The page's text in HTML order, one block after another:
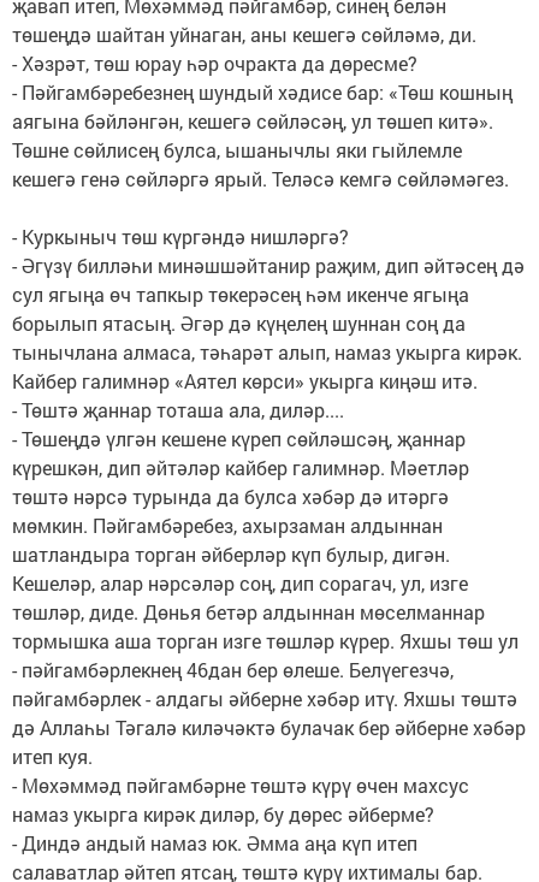
җавап итеп, Мөхәммәд пәйгамбәр, синең белән
төшеңдә шайтан уйнаган, аны кешегә сөйләмә, ди.
- Хәзрәт, төш юрау һәр очракта да дөресме?
- Пәйгамбәребезнең шундый хәдисе бар: «Төш кошның
аягына бәйләнгән, кешегә сөйләсәң, ул төшеп китә».
Төшне сөйлисең булса, ышанычлы яки гыйлемле
кешегә генә сөйләргә ярый. Теләсә кемгә сөйләмәгез.
- Куркыныч төш күргәндә ниш­ләргә?
- Әгүзү билләһи минәшшәйтанир раҗим, дип әйтәсең дә
сул ягыңа өч тапкыр төкерәсең һәм икенче ягыңа
борылып ятасың. Әгәр дә күңелең шуннан соң да
тынычлана алмаса, тәһарәт алып, намаз укырга кирәк.
Кайбер галимнәр «Аятел көрси» укырга киңәш итә.
- Төштә җаннар тоташа ала, диләр....
- Төшеңдә үлгән кешене күреп сөйләшсәң, җаннар
күрешкән, дип әйтәләр кайбер галимнәр. Мәетләр
төштә нәрсә турында да булса хәбәр дә итәргә
мөмкин. Пәйгамбәребез, ахырзаман алдыннан
шатландыра торган әйберләр күп булыр, дигән.
Кешеләр, алар нәрсәләр соң, дип сорагач, ул, изге
төшләр, диде. Дөнья бетәр алдыннан мөселманнар
тормышка аша торган изге төшләр күрер. Яхшы төш ул
- пәйгамбәрлекнең 46дан бер өлеше. Белүегезчә,
пәйгамбәрлек - алдагы әйберне хәбәр итү. Яхшы төштә
дә Аллаһы Тәгалә киләчәктә булачак бер әйберне хәбәр
итеп куя.
- Мөхәммәд пәйгамбәрне төштә күрү өчен махсус
намаз укырга кирәк диләр, бу дөрес әйберме?
- Диндә андый намаз юк. Әмма аңа күп итеп
салаватлар әйтеп ятсаң, төштә күрү ихтималы бар.